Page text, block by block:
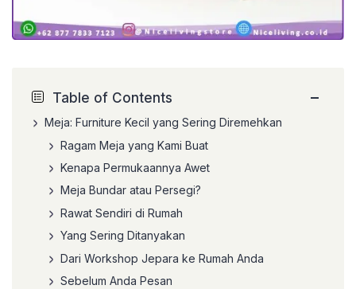
Table of Contents −
Meja: Furniture Kecil yang Sering Diremehkan
Ragam Meja yang Kami Buat
Kenapa Permukaannya Awet
Meja Bundar atau Persegi?
Rawat Sendiri di Rumah
Yang Sering Ditanyakan
Dari Workshop Jepara ke Rumah Anda
Sebelum Anda Pesan